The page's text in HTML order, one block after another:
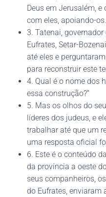
Deus em Jerusalém,
com eles, apoiando-os.
3. Tatenai,
Eufrates, Setar-
até eles e
para reconstruir este
4. Qual é o nome dos
essa construção?”
5. Mas os olhos do
líderes dos judeus, e
trabalhar até que um
uma resposta oficial
6. Este é o conteúdo
da província a oeste
seus companheiros,
do Eufrates, enviaram